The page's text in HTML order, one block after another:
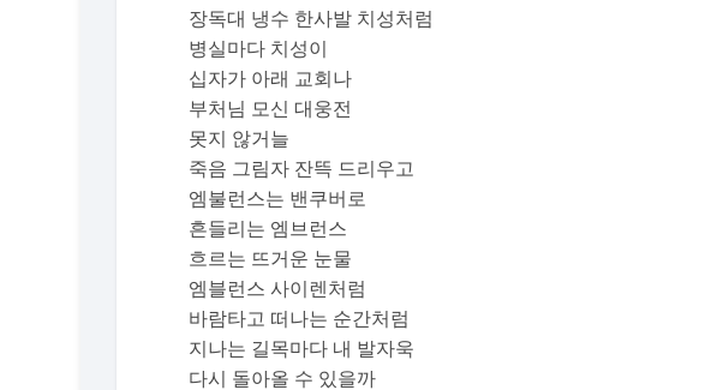
장독대 냉수 한사발 치성처럼
병실마다 치성이
십자가 아래 교회나
부처님 모신 대웅전
못지 않거늘
죽음 그림자 잔뜩 드리우고
엠불런스는 밴쿠버로
흔들리는 엠브런스
흐르는 뜨거운 눈물
엠블런스 사이렌처럼
바람타고 떠나는 순간처럼
지나는 길목마다 내 발자욱
다시 돌아올 수 있을까